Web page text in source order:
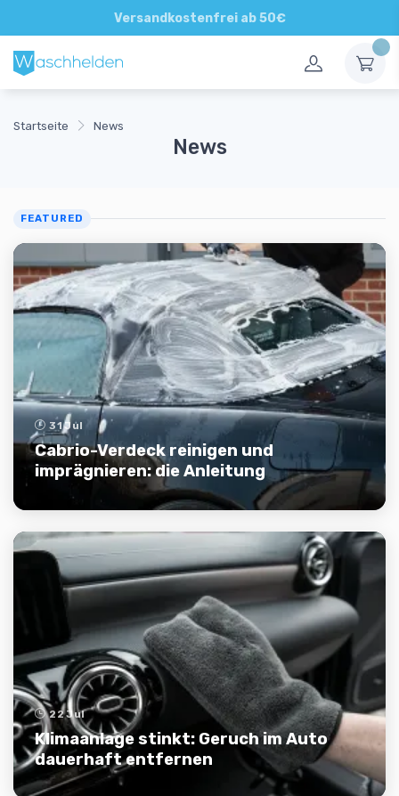
Direkte und persönliche Beratung
Startseite News
News
FEATURED
31 Jul
Cabrio-Verdeck reinigen und
imprägnieren: die Anleitung
22 Jul
Klimaanlage stinkt: Geruch im Auto
dauerhaft entfernen